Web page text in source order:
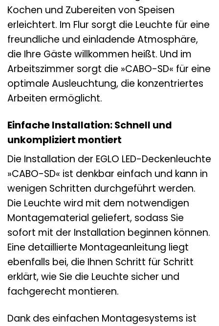
Kochen und Zubereiten von Speisen
erleichtert. Im Flur sorgt die Leuchte für eine
freundliche und einladende Atmosphäre,
die Ihre Gäste willkommen heißt. Und im
Arbeitszimmer sorgt die »CABO-SD« für eine
optimale Ausleuchtung, die konzentriertes
Arbeiten ermöglicht.
Einfache Installation: Schnell und
unkompliziert montiert
Die Installation der EGLO LED-Deckenleuchte
»CABO-SD« ist denkbar einfach und kann in
wenigen Schritten durchgeführt werden.
Die Leuchte wird mit dem notwendigen
Montagematerial geliefert, sodass Sie
sofort mit der Installation beginnen können.
Eine detaillierte Montageanleitung liegt
ebenfalls bei, die Ihnen Schritt für Schritt
erklärt, wie Sie die Leuchte sicher und
fachgerecht montieren.
Dank des einfachen Montagesystems ist